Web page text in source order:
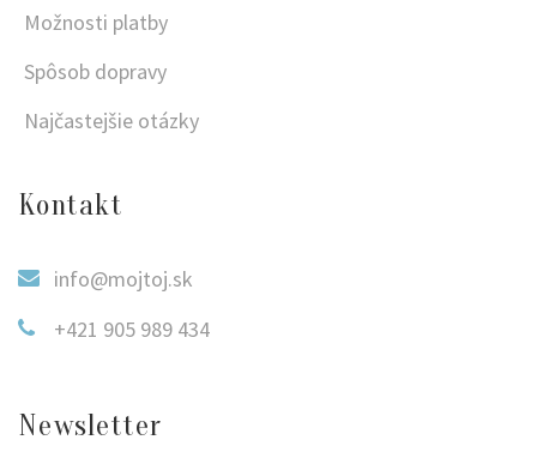
Možnosti platby
Spôsob dopravy
Najčastejšie otázky
Kontakt
info@mojtoj.sk
+421 905 989 434
Newsletter